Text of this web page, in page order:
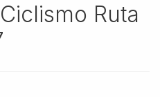
Ruta